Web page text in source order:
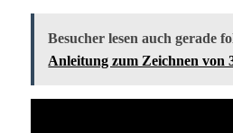
Besucher lesen auch gerade
Anleitung zum Zeichnen von